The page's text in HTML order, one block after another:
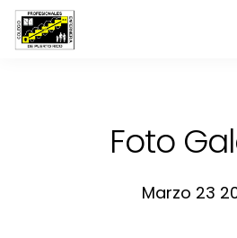
Foto
Marzo 23